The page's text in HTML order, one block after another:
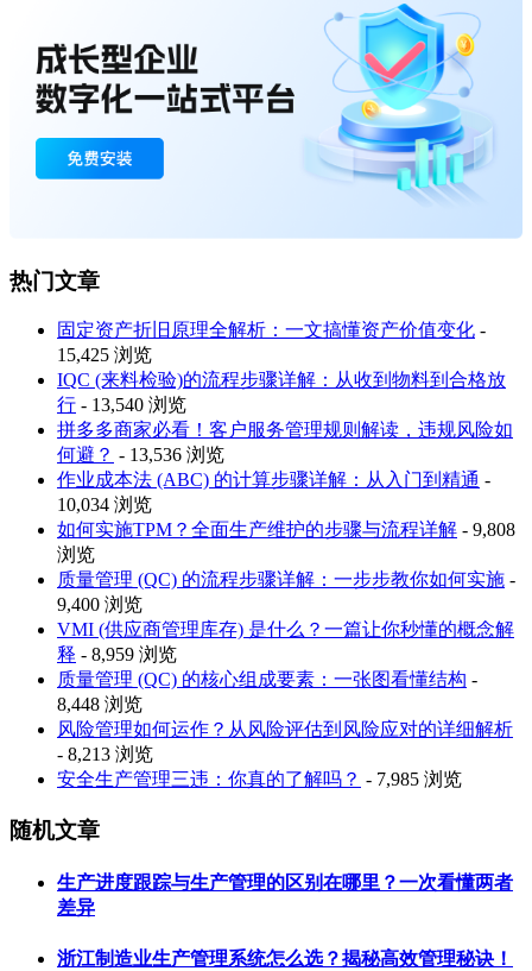
热门文章
固定资产折旧原理全解析：一文搞懂资产价值变化 -
15,425 浏览
IQC (来料检验)的流程步骤详解：从收到物料到合格放
行 - 13,540 浏览
拼多多商家必看！客户服务管理规则解读，违规风险如
何避？ - 13,536 浏览
作业成本法 (ABC) 的计算步骤详解：从入门到精通 -
10,034 浏览
如何实施TPM？全面生产维护的步骤与流程详解 - 9,808
浏览
质量管理 (QC) 的流程步骤详解：一步步教你如何实施 -
9,400 浏览
VMI (供应商管理库存) 是什么？一篇让你秒懂的概念解
释 - 8,959 浏览
质量管理 (QC) 的核心组成要素：一张图看懂结构 -
8,448 浏览
风险管理如何运作？从风险评估到风险应对的详细解析
- 8,213 浏览
安全生产管理三违：你真的了解吗？ - 7,985 浏览
随机文章
生产进度跟踪与生产管理的区别在哪里？一次看懂两者
差异
浙江制造业生产管理系统怎么选？揭秘高效管理秘诀！